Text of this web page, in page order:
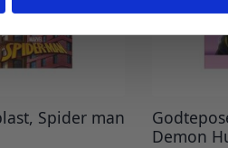
Spider man
Demon